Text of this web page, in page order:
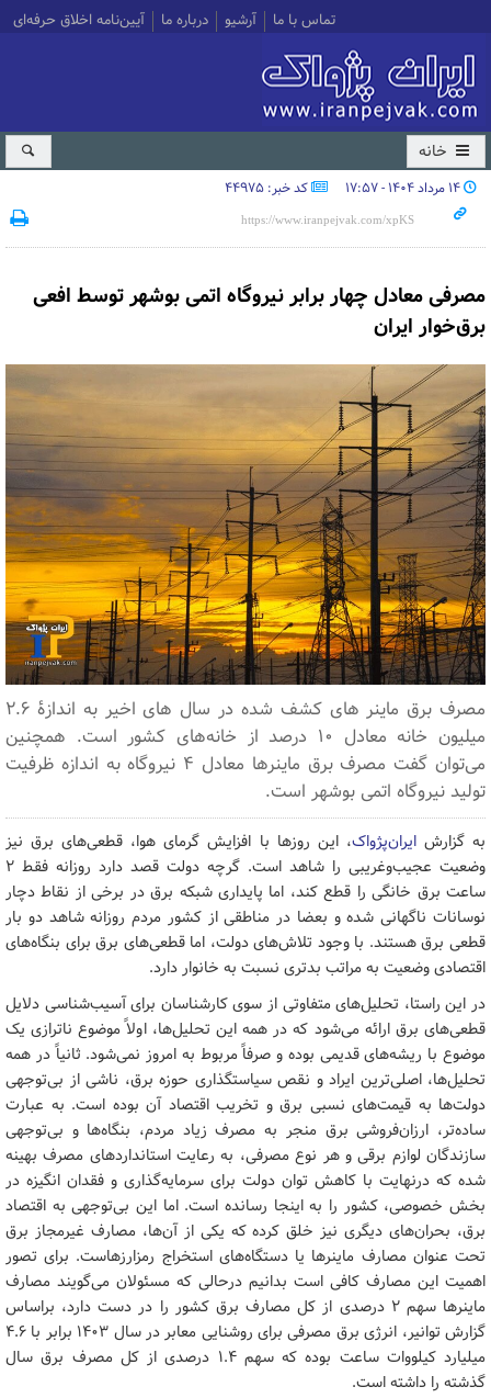
تماس با ما آرشیو درباره ما آیین‌نامه اخلاق حرفه‌ای
خانه
۱۴ مرداد ۱۴۰۴ - ۱۷:۵۷ کد خبر: 44975
مصرفی معادل چهار برابر نیروگاه اتمی بوشهر توسط افعی
برق‌خوار ایران
مصرف برق ماینر های کشف شده در سال های اخیر به اندازۀ ۲.۶
میلیون خانه معادل ۱۰ درصد از خانه‌های کشور است. همچنین
می‌توان گفت مصرف برق ماینرها معادل ۴ نیروگاه به اندازه ظرفیت
تولید نیروگاه اتمی بوشهر است.
به گزارشایران‌پژواک، این روزها با افزایش گرمای هوا، قطعی‌های برق نیز
وضعیت عجیب‌وغریبی را شاهد است. گرچه دولت قصد دارد روزانه فقط ۲
ساعت برق خانگی را قطع کند، اما پایداری شبکه برق در برخی از نقاط دچار
نوسانات ناگهانی شده و بعضا در مناطقی از کشور مردم روزانه شاهد دو بار
قطعی برق هستند. با وجود تلاش‌های دولت، اما قطعی‌های برق برای بنگاه‌های
اقتصادی وضعیت به مراتب بدتری نسبت به خانوار دارد.
در این راستا، تحلیل‌های متفاوتی از سوی کارشناسان برای آسیب‌شناسی دلایل
قطعی‌های برق ارائه می‌شود که در همه این تحلیل‌ها، اولاً موضوع ناترازی یک
موضوع با ریشه‌های قدیمی بوده و صرفاً مربوط به امروز نمی‌شود. ثانیاً در همه
تحلیل‌ها، اصلی‌ترین ایراد و نقص سیاستگذاری حوزه برق، ناشی از بی‌توجهی
دولت‌ها به قیمت‌های نسبی برق و تخریب اقتصاد آن بوده است. به عبارت
ساده‌تر، ارزان‌فروشی برق منجر به مصرف زیاد مردم، بنگاه‌ها و بی‌توجهی
سازندگان لوازم برقی و هر نوع مصرفی، به رعایت استانداردهای مصرف بهینه
شده که درنهایت با کاهش توان دولت برای سرمایه‌گذاری و فقدان انگیزه در
بخش خصوصی، کشور را به اینجا رسانده است. اما این بی‌توجهی به اقتصاد
برق، بحران‌های دیگری نیز خلق کرده که یکی از آن‌ها، مصارف غیرمجاز برق
تحت عنوان مصارف ماینرها یا دستگاه‌های استخراج رمزارزهاست. برای تصور
اهمیت این مصارف کافی است بدانیم درحالی که مسئولان می‌گویند مصارف
ماینرها سهم ۲ درصدی از کل مصارف برق کشور را در دست دارد، براساس
گزارش توانیر، انرژی برق مصرفی برای روشنایی معابر در سال ۱۴۰۳ برابر با ۴.۶
میلیارد کیلووات ساعت بوده که سهم ۱.۴ درصدی از کل مصرف برق سال
گذشته را داشته است.